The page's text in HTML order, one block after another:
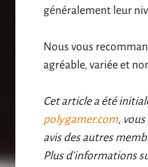
généralement leur
Nous vous
agréable, variée et
Cet article a été
polygamer.com,
avis des autres
Plus d’informations